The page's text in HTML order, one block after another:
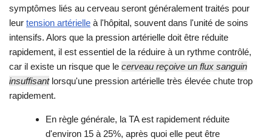
symptômes liés au cerveau seront généralement traités pour
leur tension artérielle à l'hôpital, souvent dans l'unité de soins
intensifs. Alors que la pression artérielle doit être réduite
rapidement, il est essentiel de la réduire à un rythme contrôlé,
car il existe un risque que le cerveau reçoive un flux sanguin
insuffisantlorsqu'une pression artérielle très élevée chute trop
rapidement.
En règle générale, la TA est rapidement réduite
d'environ 15 à 25%, après quoi elle peut être